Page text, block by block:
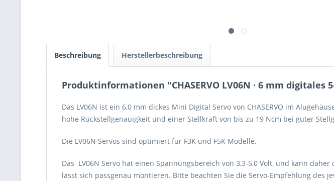
Beschreibung Herstellerbeschreibung
Produktinformationen "CHASERVO LV06N · 6 mm digitales
Das LV06N ist ein 6,0 mm dickes Mini Digital Servo von CHASERVO im
hohe Rückstellgenauigkeit und einer Stellkraft von bis zu 19 Ncm bei guter
Die LV06N Servos sind optimiert für F3K und F5K Modelle.
Das LV06N Servo hat einen Spannungsbereich von 3,3-5,0 Volt, und kann
lässt sich passgenau montieren. Bitte beachten Sie die Servo-Empfehlung des